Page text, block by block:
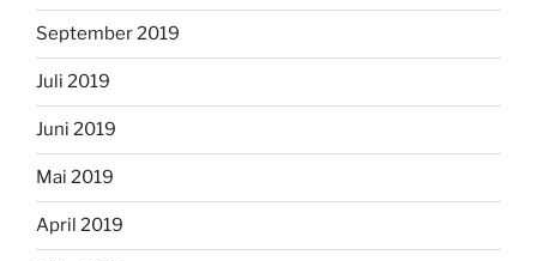
September 2019
Juli 2019
Juni 2019
Mai 2019
April 2019